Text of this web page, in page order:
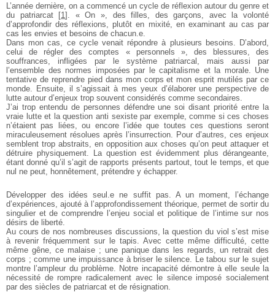
L’année dernière, on a commencé un cycle de réflexion autour du genre et
du patriarcat[1] . « On », des filles, des garçons,
avec la volonté
d’approfondir des réflexions, plutôt en mixité,
en examinant au cas par
cas les envies et besoins de chacun.e.
Dans mon cas, ce cycle venait répondre à plusieurs besoins.
D’abord,
celui de régler des comptes « personnels », des blessures,
des
souffrances, infligées par le système patriarcal, mais aussi par
l’ensemble des normes imposées par le capitalisme et la morale. Une
tentative de reprendre pied dans mon corps et mon esprit mutilés par ce
monde. Ensuite, il s’agissait à mes yeux d’élaborer une perspective de
lutte autour d’enjeux trop souvent considérés comme secondaires.
J’ai trop entendu de personnes défendre une soi disant priorité entre la
vraie lutte et la question anti sexiste par exemple, comme si ces choses
n’étaient pas liées, ou encore l’idée que toutes ces questions seront
miraculeusement résolues après l’insurrection.
Pour d’autres, ces enjeux
semblent trop abstraits, en opposition aux choses qu’on peut attaquer et
détruire physiquement.
La question est évidemment plus dérangeante,
étant donné qu’il s’agit de rapports présents partout, tout le temps, et que
nul ne peut,
honnêtement, prétendre y échapper.
Développer des idées seul.e ne suffit pas. A un moment,
l’échange
d’expériences, ajouté à l’approfondissement théorique, permet de sortir du
singulier et de comprendre l’enjeu social et politique del’intime sur nos
désirs de liberté.
Au cours de nos nombreuses discussions, la question du viol s’est mise
à revenir fréquemment sur le tapis. Avec cette même difficulté,
cette
même gêne, ce malaise ; une panique dans les regards, un retrait des
corps ; comme une impuissance à briser le silence. Le tabou sur le sujet
montre l’ampleur du problème. Notre incapacité démontre à elle seule la
nécessité de rompre radicalement avec le silence imposé socialement
par des siècles de patriarcat et de résignation.